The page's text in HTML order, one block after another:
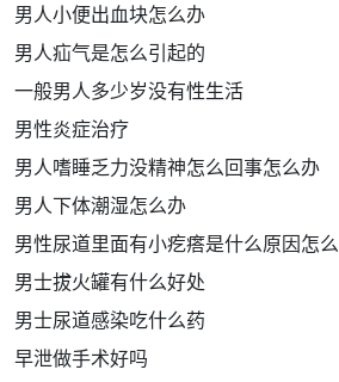
男人小便出血块怎么办
男人疝气是怎么引起的
一般男人多少岁没有性生活
男性炎症治疗
男人嗜睡乏力没精神怎么回事怎么办
男人下体潮湿怎么办
男性尿道里面有小疙瘩是什么原因怎
男士拔火罐有什么好处
男士尿道感染吃什么药
早泄做手术好吗